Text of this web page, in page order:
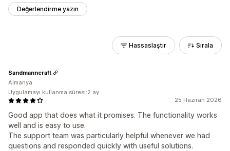
Değerlendirme yazın
Hassaslaştır Sırala
25 Haziran 2026
Good app that does what it promises. The functionality works
well and is easy to use.
The support team was particularly helpful whenever we had
questions and responded quickly with useful solutions.
Sandmanncraft
Almanya
Uygulamayı kullanma süresi:2 ay